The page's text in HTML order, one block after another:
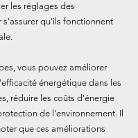
les réglages des
qu'ils fonctionnent
vous pouvez améliorer
énergétique dans les
réduire les coûts d'énergie
de l'environnement. Il
que ces améliorations